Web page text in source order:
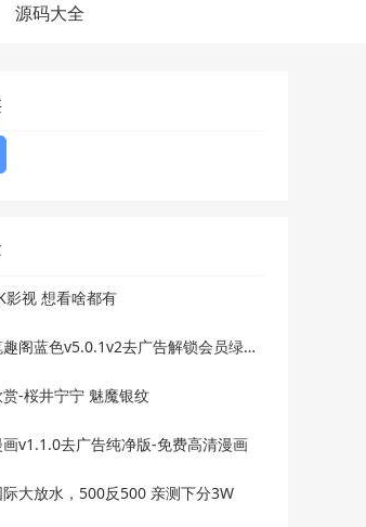
源码大全
影视 想看啥都有
阁蓝色v5.0.1v2去广告解锁会员绿化版
-桜井宁宁 魅魔银纹
v1.1.0去广告纯净版-免费高清漫画
际大放水，500反500 亲测下分3W